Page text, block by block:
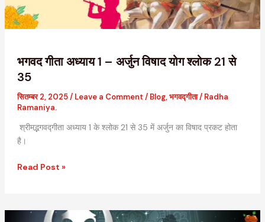
भगवद गीता अध्याय 1 – अर्जुन विषाद योग श्लोक 21 से
35
सितम्बर 2, 2025/ Leave a Comment / Blog,भगवद्गीता/ Radha
Ramaniya.
श्रीमद्भगवद्गीता अध्याय 1 के श्लोक 21 से 35 में अर्जुन का विषाद प्रकट होता
है।
श्लोक
21
35
Read Post »
Shiv